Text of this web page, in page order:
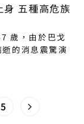
身 五種高危族
歲，由於巴戈
的消息震驚演
5